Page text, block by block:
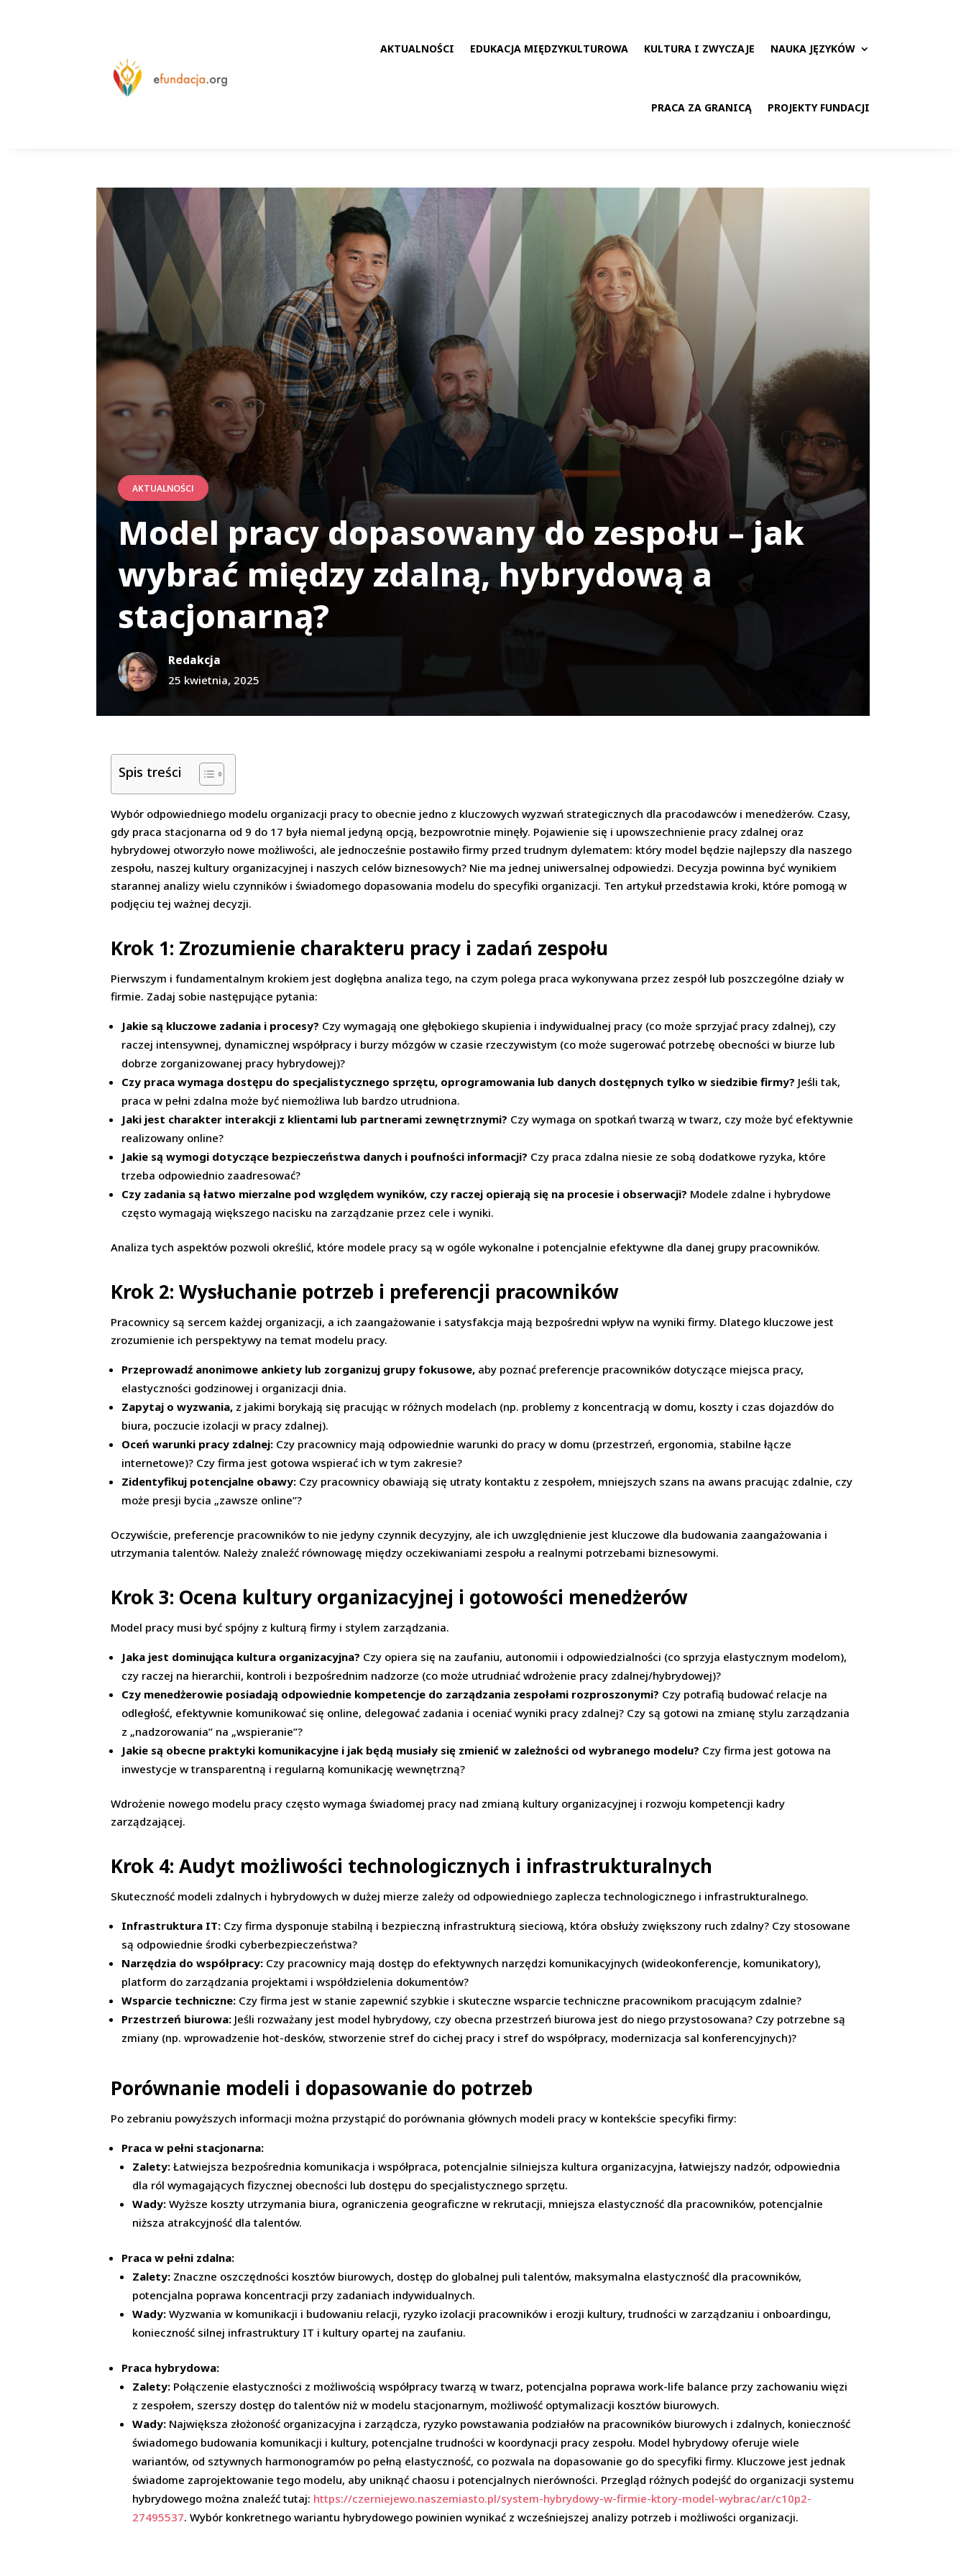
AKTUALNOŚCI EDUKACJA MIĘDZYKULTUROWA KULTURA I ZWYCZAJE NAUKA JĘZYKÓW
PRACA ZA GRANICĄ PROJEKTY FUNDACJI
AKTUALNOŚCI
Model pracy dopasowany do zespołu – jak
wybrać między zdalną, hybrydową a
stacjonarną?
Redakcja
25 kwietnia, 2025
Spis treści
Wybór odpowiedniego modelu organizacji pracy to obecnie jedno z kluczowych wyzwań strategicznych dla pracodawców i menedżerów. Czasy,
gdy praca stacjonarna od 9 do 17 była niemal jedyną opcją, bezpowrotnie minęły. Pojawienie się i upowszechnienie pracy zdalnej oraz
hybrydowej otworzyło nowe możliwości, ale jednocześnie postawiło firmy przed trudnym dylematem: który model będzie najlepszy dla naszego
zespołu, naszej kultury organizacyjnej i naszych celów biznesowych? Nie ma jednej uniwersalnej odpowiedzi. Decyzja powinna być wynikiem
starannej analizy wielu czynników i świadomego dopasowania modelu do specyfiki organizacji. Ten artykuł przedstawia kroki, które pomogą w
podjęciu tej ważnej decyzji.
Krok 1: Zrozumienie charakteru pracy i zadań zespołu
Pierwszym i fundamentalnym krokiem jest dogłębna analiza tego, na czym polega praca wykonywana przez zespół lub poszczególne działy w
firmie. Zadaj sobie następujące pytania:
Jakie są kluczowe zadania i procesy? Czy wymagają one głębokiego skupienia i indywidualnej pracy (co może sprzyjać pracy zdalnej), czy
raczej intensywnej, dynamicznej współpracy i burzy mózgów w czasie rzeczywistym (co może sugerować potrzebę obecności w biurze lub
dobrze zorganizowanej pracy hybrydowej)?
Czy praca wymaga dostępu do specjalistycznego sprzętu, oprogramowania lub danych dostępnych tylko w siedzibie firmy? Jeśli tak,
praca w pełni zdalna może być niemożliwa lub bardzo utrudniona.
Jaki jest charakter interakcji z klientami lub partnerami zewnętrznymi? Czy wymaga on spotkań twarzą w twarz, czy może być efektywnie
realizowany online?
Jakie są wymogi dotyczące bezpieczeństwa danych i poufności informacji? Czy praca zdalna niesie ze sobą dodatkowe ryzyka, które
trzeba odpowiednio zaadresować?
Czy zadania są łatwo mierzalne pod względem wyników, czy raczej opierają się na procesie i obserwacji? Modele zdalne i hybrydowe
często wymagają większego nacisku na zarządzanie przez cele i wyniki.
Analiza tych aspektów pozwoli określić, które modele pracy są w ogóle wykonalne i potencjalnie efektywne dla danej grupy pracowników.
Krok 2: Wysłuchanie potrzeb i preferencji pracowników
Pracownicy są sercem każdej organizacji, a ich zaangażowanie i satysfakcja mają bezpośredni wpływ na wyniki firmy. Dlatego kluczowe jest
zrozumienie ich perspektywy na temat modelu pracy.
Przeprowadź anonimowe ankiety lub zorganizuj grupy fokusowe, aby poznać preferencje pracowników dotyczące miejsca pracy,
elastyczności godzinowej i organizacji dnia.
Zapytaj o wyzwania, z jakimi borykają się pracując w różnych modelach (np. problemy z koncentracją w domu, koszty i czas dojazdów do
biura, poczucie izolacji w pracy zdalnej).
Oceń warunki pracy zdalnej: Czy pracownicy mają odpowiednie warunki do pracy w domu (przestrzeń, ergonomia, stabilne łącze
internetowe)? Czy firma jest gotowa wspierać ich w tym zakresie?
Zidentyfikuj potencjalne obawy: Czy pracownicy obawiają się utraty kontaktu z zespołem, mniejszych szans na awans pracując zdalnie, czy
może presji bycia „zawsze online”?
Oczywiście, preferencje pracowników to nie jedyny czynnik decyzyjny, ale ich uwzględnienie jest kluczowe dla budowania zaangażowania i
utrzymania talentów. Należy znaleźć równowagę między oczekiwaniami zespołu a realnymi potrzebami biznesowymi.
Krok 3: Ocena kultury organizacyjnej i gotowości menedżerów
Model pracy musi być spójny z kulturą firmy i stylem zarządzania.
Jaka jest dominująca kultura organizacyjna? Czy opiera się na zaufaniu, autonomii i odpowiedzialności (co sprzyja elastycznym modelom),
czy raczej na hierarchii, kontroli i bezpośrednim nadzorze (co może utrudniać wdrożenie pracy zdalnej/hybrydowej)?
Czy menedżerowie posiadają odpowiednie kompetencje do zarządzania zespołami rozproszonymi? Czy potrafią budować relacje na
odległość, efektywnie komunikować się online, delegować zadania i oceniać wyniki pracy zdalnej? Czy są gotowi na zmianę stylu zarządzania
z „nadzorowania” na „wspieranie”?
Jakie są obecne praktyki komunikacyjne i jak będą musiały się zmienić w zależności od wybranego modelu? Czy firma jest gotowa na
inwestycje w transparentną i regularną komunikację wewnętrzną?
Wdrożenie nowego modelu pracy często wymaga świadomej pracy nad zmianą kultury organizacyjnej i rozwoju kompetencji kadry
zarządzającej.
Krok 4: Audyt możliwości technologicznych i infrastrukturalnych
Skuteczność modeli zdalnych i hybrydowych w dużej mierze zależy od odpowiedniego zaplecza technologicznego i infrastrukturalnego.
Infrastruktura IT: Czy firma dysponuje stabilną i bezpieczną infrastrukturą sieciową, która obsłuży zwiększony ruch zdalny? Czy stosowane
są odpowiednie środki cyberbezpieczeństwa?
Narzędzia do współpracy: Czy pracownicy mają dostęp do efektywnych narzędzi komunikacyjnych (wideokonferencje, komunikatory),
platform do zarządzania projektami i współdzielenia dokumentów?
Wsparcie techniczne: Czy firma jest w stanie zapewnić szybkie i skuteczne wsparcie techniczne pracownikom pracującym zdalnie?
Przestrzeń biurowa: Jeśli rozważany jest model hybrydowy, czy obecna przestrzeń biurowa jest do niego przystosowana? Czy potrzebne są
zmiany (np. wprowadzenie hot-desków, stworzenie stref do cichej pracy i stref do współpracy, modernizacja sal konferencyjnych)?
Porównanie modeli i dopasowanie do potrzeb
Po zebraniu powyższych informacji można przystąpić do porównania głównych modeli pracy w kontekście specyfiki firmy:
Praca w pełni stacjonarna:
Zalety: Łatwiejsza bezpośrednia komunikacja i współpraca, potencjalnie silniejsza kultura organizacyjna, łatwiejszy nadzór, odpowiednia
dla ról wymagających fizycznej obecności lub dostępu do specjalistycznego sprzętu.
Wady: Wyższe koszty utrzymania biura, ograniczenia geograficzne w rekrutacji, mniejsza elastyczność dla pracowników, potencjalnie
niższa atrakcyjność dla talentów.
Praca w pełni zdalna:
Zalety: Znaczne oszczędności kosztów biurowych, dostęp do globalnej puli talentów, maksymalna elastyczność dla pracowników,
potencjalna poprawa koncentracji przy zadaniach indywidualnych.
Wady: Wyzwania w komunikacji i budowaniu relacji, ryzyko izolacji pracowników i erozji kultury, trudności w zarządzaniu i onboardingu,
konieczność silnej infrastruktury IT i kultury opartej na zaufaniu.
Praca hybrydowa:
Zalety: Połączenie elastyczności z możliwością współpracy twarzą w twarz, potencjalna poprawa work-life balance przy zachowaniu więzi
z zespołem, szerszy dostęp do talentów niż w modelu stacjonarnym, możliwość optymalizacji kosztów biurowych.
Wady: Największa złożoność organizacyjna i zarządcza, ryzyko powstawania podziałów na pracowników biurowych i zdalnych, konieczność
świadomego budowania komunikacji i kultury, potencjalne trudności w koordynacji pracy zespołu. Model hybrydowy oferuje wiele
wariantów, od sztywnych harmonogramów po pełną elastyczność, co pozwala na dopasowanie go do specyfiki firmy. Kluczowe jest jednak
świadome zaprojektowanie tego modelu, aby uniknąć chaosu i potencjalnych nierówności. Przegląd różnych podejść do organizacji systemu
hybrydowego można znaleźć tutaj: https://czerniejewo.naszemiasto.pl/system-hybrydowy-w-firmie-ktory-model-wybrac/ar/c10p2-
27495537. Wybór konkretnego wariantu hybrydowego powinien wynikać z wcześniejszej analizy potrzeb i możliwości organizacji.